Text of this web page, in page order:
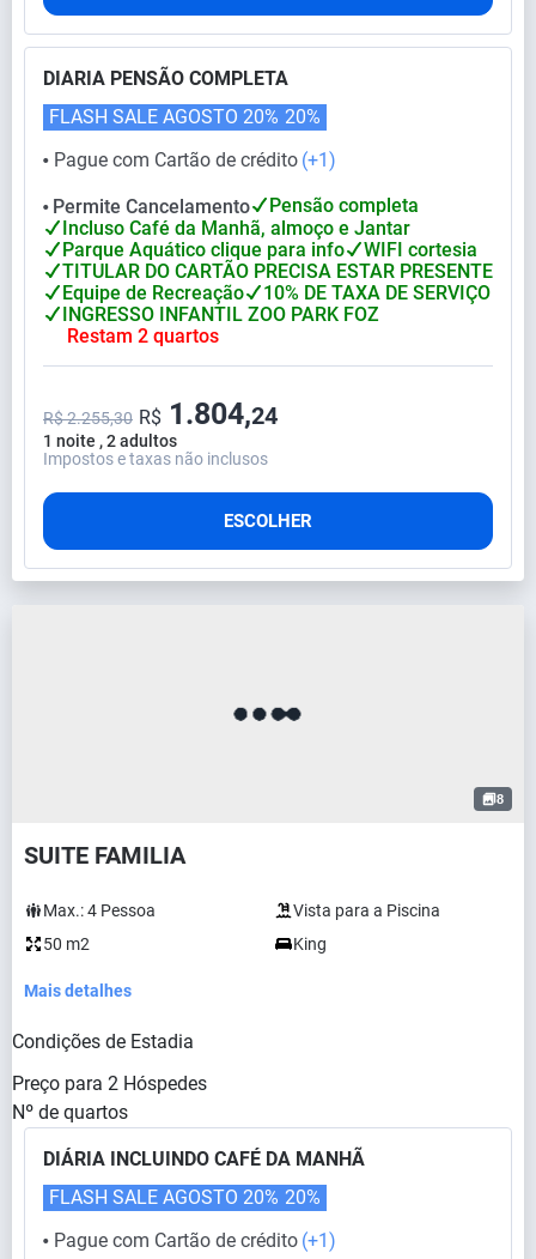
DIARIA PENSÃO COMPLETA
⬤ Pague com Cartão de crédito (+1)
FLASH SALE AGOSTO 20% 20%
⬤ Permite Cancelamento
Pensão completa
Incluso Café da Manhã, almoço e Jantar
Parque Aquático clique para info
WIFI cortesia
TITULAR DO CARTÃO PRECISA ESTAR PRESENTE
Equipe de Recreação
10% DE TAXA DE SERVIÇO
INGRESSO INFANTIL ZOO PARK FOZ
Restam 2 quartos
1 noite , 2 adultos
R$ 2.255,30 R$ 1.804,24
Impostos e taxas não inclusos
ESCOLHER
8
SUITE FAMILIA
Max.:4 Pessoa
Vista para a Piscina
50 m2
King
Mais detalhes
Condições de Estadia
Preço para 2 Hóspedes
Nº de quartos
DIÁRIA INCLUINDO CAFÉ DA MANHÃ
⬤ Pague com Cartão de crédito (+1)
FLASH SALE AGOSTO 20% 20%